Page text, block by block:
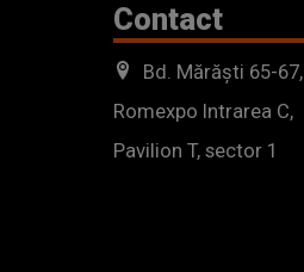
Contact
Bd. Mărăști 65-67,
Romexpo Intrarea C,
Pavilion T, sector 1